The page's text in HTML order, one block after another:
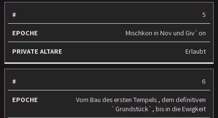
5
Mischkon in Nov und Giv`on
Erlaubt
6
Vom Bau des ersten Tempels , dem definitiven
`Grundstück`, bis in die Ewigkeit